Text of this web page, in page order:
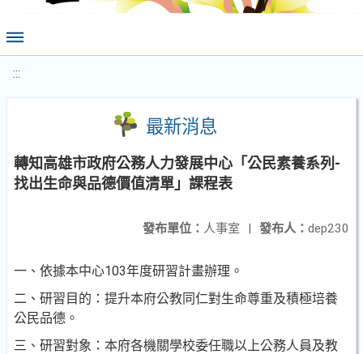
:::
最新消息
轉知高雄市政府公務人力發展中心「公民素養系列-
找出生命與品德價值清單」課程表
發布人： dep230
發布單位： 人事室 |
一、依據本中心103年度研習計畫辦理。
二、研習目的：提升本府公教同仁對生命尊重及積極培養
公民品德。
三、研習對象：本府各機關學校委任職以上公務人員及教